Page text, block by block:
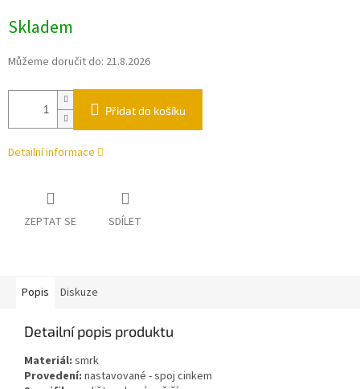
cena:
Skladem
Můžeme doručit do: 21.8.2026
Přidat do košíku
Detailní informace
ZEPTAT SE SDÍLET
Popis Diskuze
Detailní popis produktu
Materiál: smrk
Provedení: nastavované - spoj cinkem